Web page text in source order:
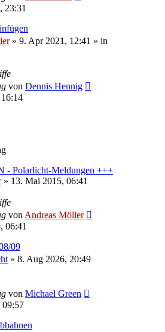
23:31
» 9. Apr 2021, 12:41 » in
von Dennis Hennig
- Polarlicht-Meldungen +++
» 13. Mai 2015, 06:41
von Andreas Möller
06:41
09
» 8. Aug 2026, 20:49
von Michael Green